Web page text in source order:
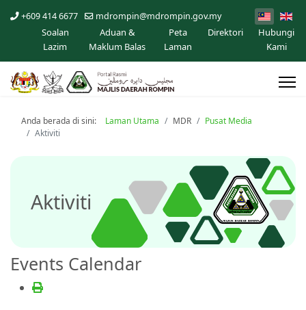
+609 414 6677 mdrompin@mdrompin.gov.my
Soalan
Lazim
Aduan &
Maklum Balas
Peta
Laman
Direktori
Hubungi
Kami
Anda berada di sini: Laman Utama MDR
Pusat Media
Aktiviti
Aktiviti
Events Calendar